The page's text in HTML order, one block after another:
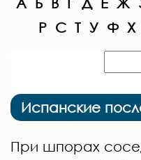
Р С Т У Ф Х
Испанские
При шпорах